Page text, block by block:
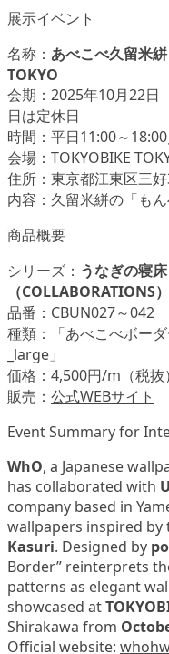
展示イベント
名称： あべこべ久留米
TOKYO
会期：2025年10月22日
日は定休日
時間：平日11:00～
会場：TOKYOBIKE
住所：東京都江東区三
内容：久留米絣の「も
商品概要
シリーズ： うなぎの寝
（COLLABORATIONS）
品番：CBUN027～042
種類：「あべこべボー
_large」
価格：4,500円/m（税抜）
販売： 公式WEBサイト
Event Summary for
WhO, a Japanese
has collaborated with
company based in
wallpapers inspired
Kasuri. Designed by
Border” reinterprets
patterns as elegant
showcased at
Shirakawa from
Official website: